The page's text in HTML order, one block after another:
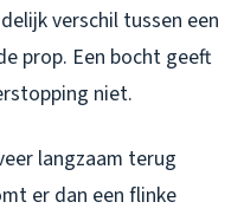
verschil tussen een
prop. Een bocht geeft
niet.
langzaam terug
er dan een flinke